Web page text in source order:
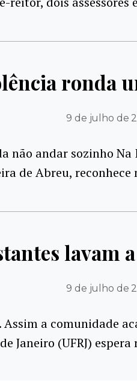
ronda
9 de julho de
não andar sozinho
de Abreu,
lavam
9 de julho de
a comunidade
Janeiro (UFRJ)